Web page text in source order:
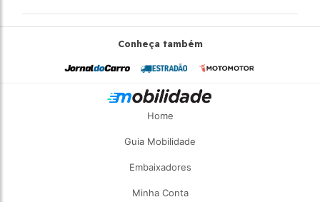
Conheça também
Home
Guia Mobilidade
Embaixadores
Minha Conta